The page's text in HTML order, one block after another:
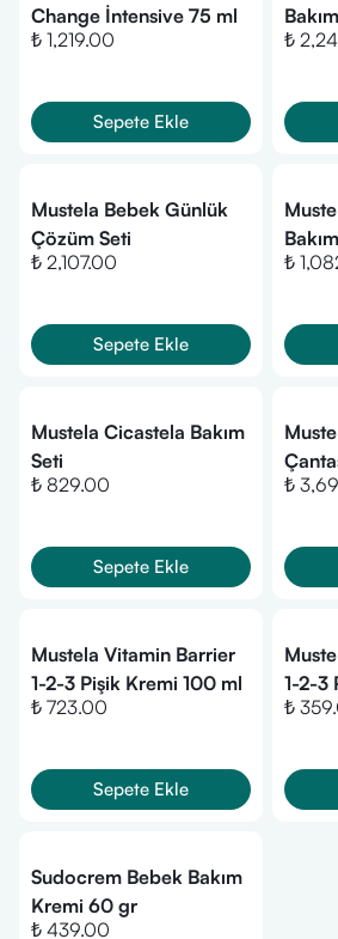
Change İntensive 75 ml
₺ 1,219.00
Sepete Ekle
₺
Mustela Bebek Günlük
Çözüm Seti
₺ 2,107.00
Sepete Ekle
₺
Mustela Cicastela Bakım
Seti
₺ 829.00
Sepete Ekle
₺
Mustela Vitamin Barrier
1-2-3 Pişik Kremi 100 ml
₺ 723.00
Sepete Ekle
1-2-3
₺
Sudocrem Bebek Bakım
Kremi 60 gr
₺ 439.00